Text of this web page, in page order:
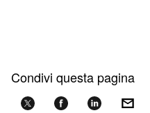
Condivi questa pagina